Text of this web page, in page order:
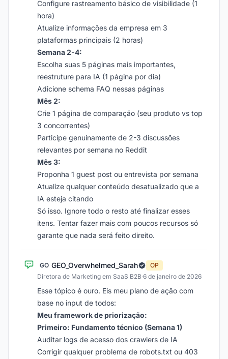
Configure rastreamento básico de visibilidade (1
hora)
Atualize informações da empresa em 3
plataformas principais (2 horas)
Semana 2-4:
Escolha suas 5 páginas mais importantes,
reestruture para IA (1 página por dia)
Adicione schema FAQ nessas páginas
Mês 2:
Crie 1 página de comparação (seu produto vs top
3 concorrentes)
Participe genuinamente de 2-3 discussões
relevantes por semana no Reddit
Mês 3:
Proponha 1 guest post ou entrevista por semana
Atualize qualquer conteúdo desatualizado que a
IA esteja citando
Só isso. Ignore todo o resto até finalizar esses
itens. Tentar fazer mais com poucos recursos só
garante que nada será feito direito.
GO GEO_Overwhelmed_Sarah
OP
Diretora de Marketing em SaaS B2B·6 de janeiro de 2026
Esse tópico é ouro. Eis meu plano de ação com
base no input de todos:
Meu framework de priorização:
Primeiro: Fundamento técnico (Semana 1)
Auditar logs de acesso dos crawlers de IA
Corrigir qualquer problema de robots.txt ou 403